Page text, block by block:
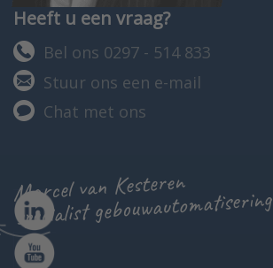
Heeft u een vraag?
Bel ons 0297 - 514 833
Stuur ons een e-mail
Chat met ons
Marcel van Kesteren
specialist gebouwautomatisering